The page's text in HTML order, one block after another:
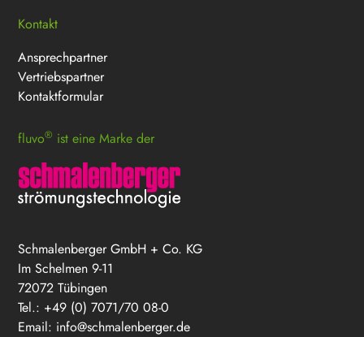
Kontakt
Ansprechpartner
Vertriebspartner
Kontaktformular
fluvo® ist eine Marke der
Schmalenberger GmbH + Co. KG
Im Schelmen 9-11
72072 Tübingen
Tel.: +49 (0) 7071/70 08-0
Email: info@schmalenberger.de